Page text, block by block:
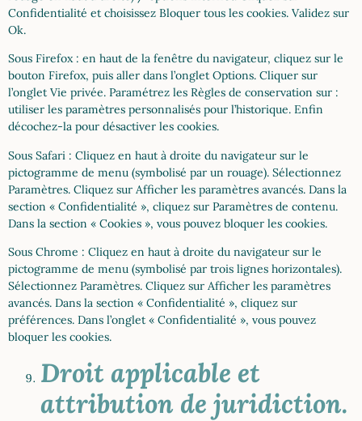
Confidentialité et choisissez Bloquer tous les cookies. Validez sur
Ok.
Sous Firefox : en haut de la fenêtre du navigateur, cliquez sur le
bouton Firefox, puis aller dans l’onglet Options. Cliquer sur
l’onglet Vie privée. Paramétrez les Règles de conservation sur :
utiliser les paramètres personnalisés pour l’historique. Enfin
décochez-la pour désactiver les cookies.
Sous Safari : Cliquez en haut à droite du navigateur sur le
pictogramme de menu (symbolisé par un rouage). Sélectionnez
Paramètres. Cliquez sur Afficher les paramètres avancés. Dans la
section « Confidentialité », cliquez sur Paramètres de contenu.
Dans la section « Cookies », vous pouvez bloquer les cookies.
Sous Chrome : Cliquez en haut à droite du navigateur sur le
pictogramme de menu (symbolisé par trois lignes horizontales).
Sélectionnez Paramètres. Cliquez sur Afficher les paramètres
avancés. Dans la section « Confidentialité », cliquez sur
préférences. Dans l’onglet « Confidentialité », vous pouvez
bloquer les cookies.
Droit applicable et
attribution de juridiction.